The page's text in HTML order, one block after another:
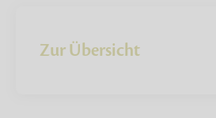
Zur Übersicht